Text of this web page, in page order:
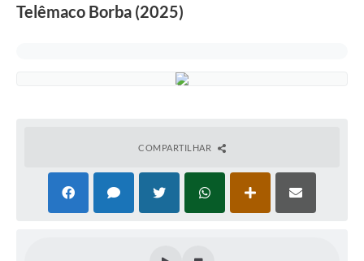
Telêmaco Borba (2025)
COMPARTILHAR